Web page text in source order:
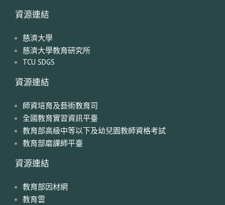
資源連結
慈濟大學
慈濟大學教育研究所
TCU SDGS
資源連結
師資培育及藝術教育司
全國教育實習資訊平臺
教育部高級中等以下及幼兒園教師資格考試
教育部磨課師平臺
資源連結
教育部因材網
教育雲